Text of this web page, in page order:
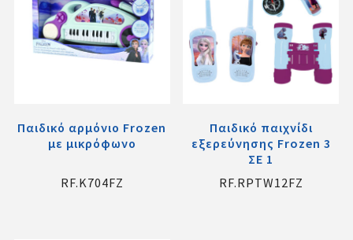
Παιδικό αρμόνιο Frozen
με μικρόφωνο
RF.K704FZ
Παιδικό παιχνίδι
εξερεύνησης Frozen 3
ΣΕ 1
RF.RPTW12FZ